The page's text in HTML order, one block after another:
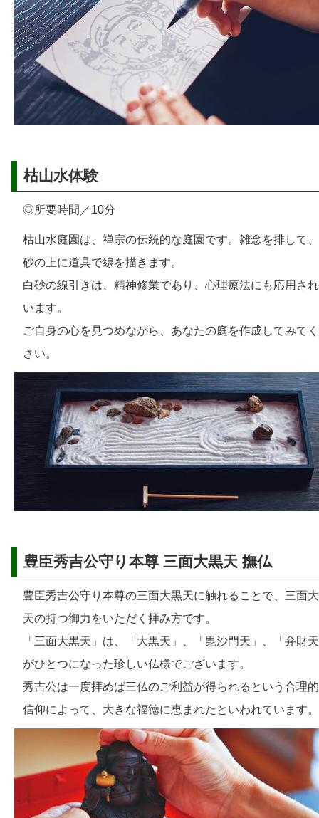
枯山水体験
◎所要時間／10分
枯山水庭園は、禅宗の伝統的な庭園です。雑念を排して
砂の上に道具で線を描きます。
白砂の線引きは、精神修業であり、心理療法にも応用さ
います。
ご自身の心を見つめながら、あなたの庭を作成してみて
さい。
豊臣秀吉公守り本尊 三面大黒天 撫仏
豊臣秀吉公守り本尊の三面大黒天に触れることで、三面
天の持つ御力をいただく拝み方です。
「三面大黒天」は、「大黒天」、「毘沙門天」、「弁財
がひとつになった珍しい仏様でございます。
秀吉公は一度拝めば三仏のご利益が得られるという合理
信仰によって、大きな福徳に恵まれたといわれています。